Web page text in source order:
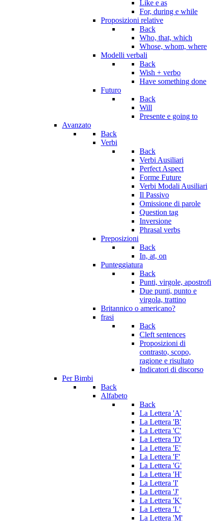
Like e as
For, during e while
Proposizioni relative
Back
Who, that, which
Whose, whom, where
Modelli verbali
Back
Wish + verbo
Have something done
Futuro
Back
Will
Presente e going to
Avanzato
Back
Verbi
Back
Verbi Ausiliari
Perfect Aspect
Forme Future
Verbi Modali Ausiliari
Il Passivo
Omissione di parole
Question tag
Inversione
Phrasal verbs
Preposizioni
Back
In, at, on
Punteggiatura
Back
Punti, virgole, apostrofi
Due punti, punto e
virgola, trattino
Britannico o americano?
frasi
Back
Cleft sentences
Proposizioni di
contrasto, scopo,
ragione e risultato
Indicatori di discorso
Per Bimbi
Back
Alfabeto
Back
La Lettera 'A'
La Lettera 'B'
La Lettera 'C'
La Lettera 'D'
La Lettera 'E'
La Lettera 'F'
La Lettera 'G'
La Lettera 'H'
La Lettera 'I'
La Lettera 'J'
La Lettera 'K'
La Lettera 'L'
La Lettera 'M'